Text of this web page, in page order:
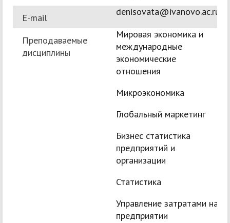
E-mail
denisovata@ivanovo.ac.ru
Преподаваемые
дисциплины
Мировая экономика и
международные
экономические
отношения
Микроэкономика
Глобальный маркетинг
Бизнес статистика
предприятий и
организации
Статистика
Управление затратами на
предприятии